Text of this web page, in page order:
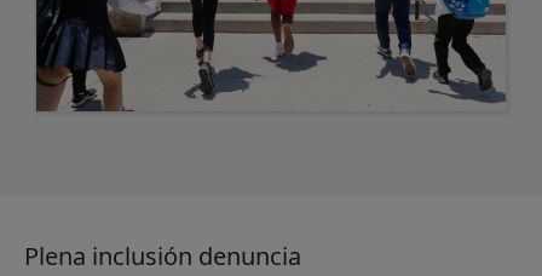
Plena inclusión denuncia